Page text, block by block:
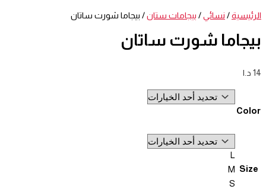
الرئيسية/ نسائي/ بيجامات ستان/ بيجاما شورت ساتان
بيجاما شورت ساتان
14 د.ا
Color
Size
L
M
S